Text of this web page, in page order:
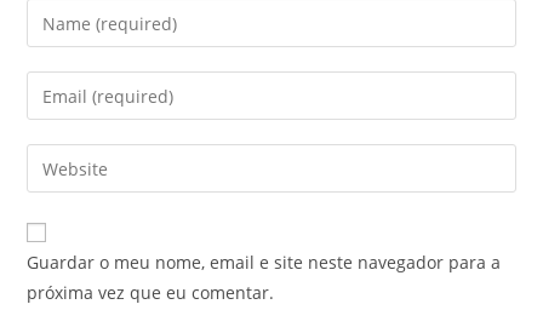
Enter
your
name
comment
Enter
your
email
address
comment
Enter
your
website
URL
Guardar o meu nome, email e site neste navegador para a
próxima vez que eu comentar.